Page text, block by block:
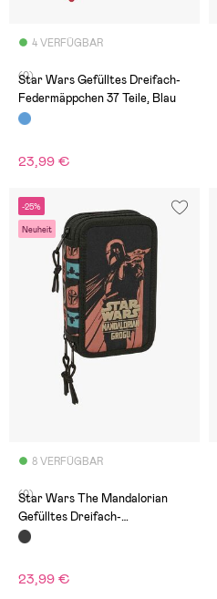
4 VERFÜGBAR
(0)
Star Wars Gefülltes Dreifach-
Federmäppchen 37 Teile, Blau
23,99 €
-25%
Neuheit
8 VERFÜGBAR
(0)
Star Wars The Mandalorian
Gefülltes Dreifach-
Federmäppchen 37 Teile,
23,99 €